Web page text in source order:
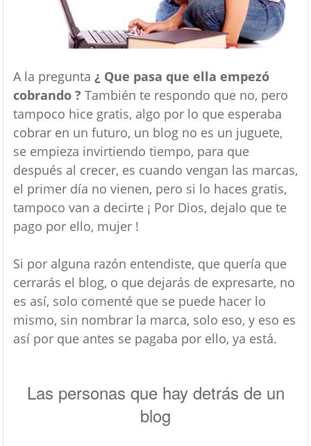
A la pregunta ¿ Que pasa que ella empezó
cobrando ? También te respondo que no, pero
tampoco hice gratis, algo por lo que esperaba
cobrar en un futuro, un blog no es un juguete,
se empieza invirtiendo tiempo, para que
después al crecer, es cuando vengan las marcas,
el primer día no vienen, pero si lo haces gratis,
tampoco van a decirte ¡ Por Dios, dejalo que te
pago por ello, mujer !
Si por alguna razón entendiste, que quería que
cerrarás el blog, o que dejarás de expresarte, no
es así, solo comenté que se puede hacer lo
mismo, sin nombrar la marca, solo eso, y eso es
así por que antes se pagaba por ello, ya está.
Las personas que hay detrás de un
blog